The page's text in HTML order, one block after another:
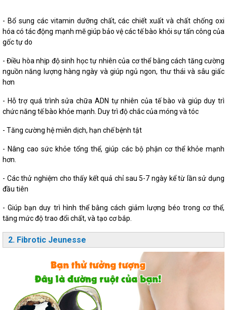
- Bổ sung các vitamin dưỡng chất, các chiết xuất và chất chống oxi
hóa có tác động mạnh mẽ giúp bảo vệ các tế bào khỏi sự tấn công của
gốc tự do
- Điều hòa nhịp độ sinh học tự nhiên của cơ thể bằng cách tăng cường
nguồn năng lượng hàng ngày và giúp ngủ ngon, thư thái và sâu giấc
hơn
- Hỗ trợ quá trình sửa chữa ADN tự nhiên của tế bào và giúp duy trì
chức năng tế bào khỏe mạnh. Duy trì độ chắc của móng và tóc
- Tăng cường hệ miễn dịch, hạn chế bệnh tật
- Nâng cao sức khỏe tổng thể, giúp các bộ phận cơ thể khỏe mạnh
hơn.
- Các thử nghiệm cho thấy kết quả chỉ sau 5-7 ngày kể từ lần sử dụng
đầu tiên
- Giúp bạn duy trì hình thể bằng cách giảm lượng béo trong cơ thể,
tăng mức độ trao đổi chất, và tạo cơ bắp.
2. Fibrotic Jeunesse